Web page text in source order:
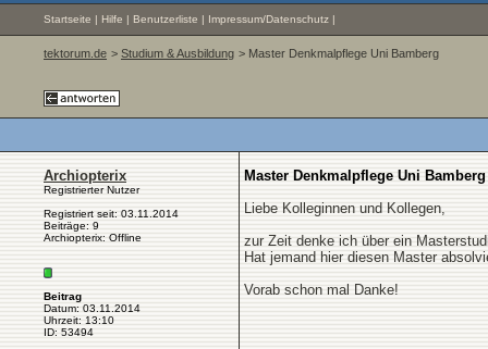
Startseite | Hilfe | Benutzerliste | Impressum/Datenschutz |
tektorum.de > Studium & Ausbildung > Master Denkmalpflege Uni Bamberg
Archiopterix
Registrierter Nutzer
Registriert seit: 03.11.2014
Beiträge: 9
Archiopterix: Offline
Beitrag
Datum: 03.11.2014
Uhrzeit: 13:10
ID: 53494
Master Denkmalpflege Uni Bamberg
Liebe Kolleginnen und Kollegen,
zur Zeit denke ich über ein
Hat jemand hier diesen Master
Vorab schon mal Danke!